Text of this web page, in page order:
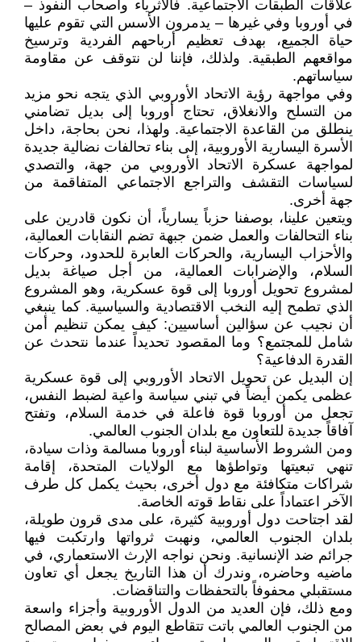
علاقات الطبقات الاجتماعية. فالأثرياء وأصحاب النفوذ –
في أوروبا وفي غيرها – يدمرون الأسس التي تقوم عليها
حياة الجميع، بهدف تعظيم أرباحهم الفردية وترسيخ
مواقعهم الطبقية. ولذلك، فإننا لن نتوقف عن مقاومة
سياساتهم.
وفي مواجهة رؤية الاتحاد الأوروبي الذي يتجه نحو مزيد
من التسلح والانغلاق، تحتاج أوروبا إلى بديل تضامني
ينطلق من القاعدة الاجتماعية. ولهذا، نحن بحاجة، داخل
الأسرة اليسارية الأوروبية، إلى بناء تحالفات نضالية جديدة
لمواجهة عسكرة الاتحاد الأوروبي من جهة، والتصدي
لسياسات التقشف والتراجع الاجتماعي المتفاقمة من
جهة أخرى.
ويتعين علينا، بوصفنا حزباً يسارياً، أن نكون قادرين على
بناء التحالفات والعمل ضمن جبهة تضم النقابات العمالية،
والأحزاب اليسارية، والحركات العابرة للحدود، وحركات
السلام، والإضرابات العمالية، من أجل صياغة بديل
لمشروع تحويل أوروبا إلى قوة عسكرية، وهو المشروع
الذي تطمح إليه النخب الاقتصادية والسياسية. كما ينبغي
أن نجيب عن سؤالين أساسيين: كيف يمكن تنظيم أمن
شامل للمجتمع؟ وما المقصود تحديداً عندما نتحدث عن
القدرة الدفاعية؟
إن البديل عن تحويل الاتحاد الأوروبي إلى قوة عسكرية
عظمى يكمن أيضاً في تبني سياسة واعية لضبط النفس،
تجعل من أوروبا قوة فاعلة في خدمة السلام، وتفتح
آفاقاً جديدة للتعاون مع بلدان الجنوب العالمي.
ومن الشروط الأساسية لبناء أوروبا مسالمة وذات سيادة،
تنهي تبعيتها وتواطؤها مع الولايات المتحدة، إقامة
شراكات متكافئة مع دول أخرى، بحيث يكمل كل طرف
الآخر اعتماداً على نقاط قوته الخاصة.
لقد اجتاحت دول أوروبية كثيرة، على مدى قرون طويلة،
بلدان الجنوب العالمي، ونهبت ثرواتها وارتكبت فيها
جرائم ضد الإنسانية. ونحن نواجه الإرث الاستعماري، في
ماضيه وحاضره، وندرك أن هذا التاريخ يجعل أي تعاون
مستقبلي محفوفاً بالتحفظات والتناقضات.
ومع ذلك، فإن العديد من الدول الأوروبية وأجزاء واسعة
من الجنوب العالمي باتت تتقاطع اليوم في بعض المصالح